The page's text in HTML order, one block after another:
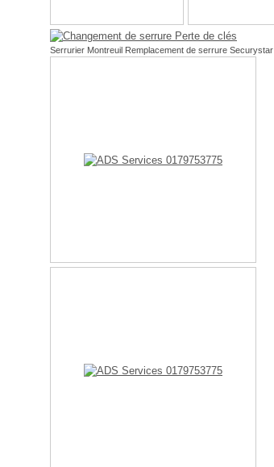
Serrurier Montreuil Remplacement de serrure Securystar